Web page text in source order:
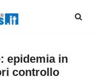
epidemia in
controllo